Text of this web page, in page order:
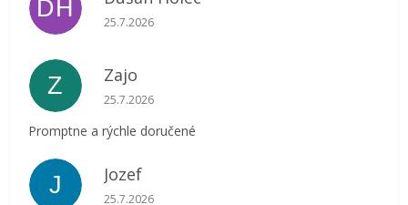
DH Hodnotenie obchodu je 5 z 5 hviezdičiek.
25.7.2026
Z Zajo
Hodnotenie obchodu je 5 z 5 hviezdičiek.
25.7.2026
Promptne a rýchle doručené
J Jozef
Hodnotenie obchodu je 5 z 5 hviezdičiek.
25.7.2026